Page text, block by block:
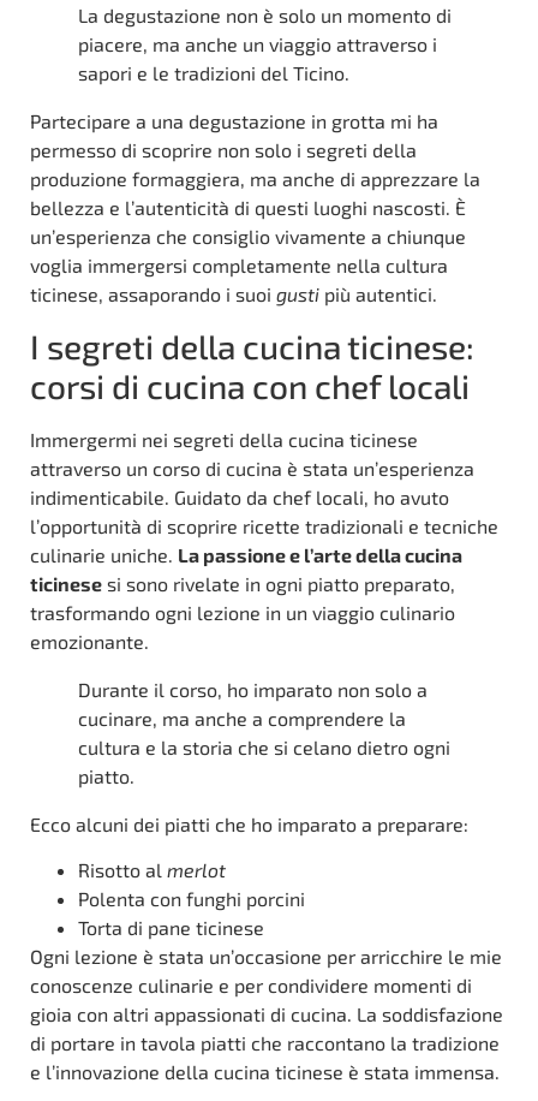
La degustazione non è solo un momento di
piacere, ma anche un viaggio attraverso i
sapori e le tradizioni del Ticino.
Partecipare a una degustazione in grotta mi ha
permesso di scoprire non solo i segreti della
produzione formaggiera, ma anche di apprezzare la
bellezza e l’autenticità di questi luoghi nascosti. È
un’esperienza che consiglio vivamente a chiunque
voglia immergersi completamente nella cultura
ticinese, assaporando i suoi gusti più autentici.
I segreti della cucina ticinese:
corsi di cucina con chef locali
Immergermi nei segreti della cucina ticinese
attraverso un corso di cucina è stata un’esperienza
indimenticabile. Guidato da chef locali, ho avuto
l’opportunità di scoprire ricette tradizionali e tecniche
culinarie uniche. La passione e l’arte della cucina
ticinese si sono rivelate in ogni piatto preparato,
trasformando ogni lezione in un viaggio culinario
emozionante.
Durante il corso, ho imparato non solo a
cucinare, ma anche a comprendere la
cultura e la storia che si celano dietro ogni
piatto.
Ecco alcuni dei piatti che ho imparato a preparare:
Risotto al merlot
Polenta con funghi porcini
Torta di pane ticinese
Ogni lezione è stata un’occasione per arricchire le mie
conoscenze culinarie e per condividere momenti di
gioia con altri appassionati di cucina. La soddisfazione
di portare in tavola piatti che raccontano la tradizione
e l’innovazione della cucina ticinese è stata immensa.